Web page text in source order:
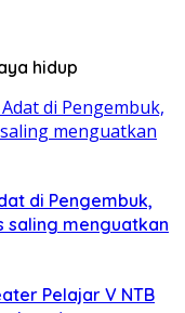
hidup
di Pengembuk,
saling menguatkan
Pelajar V NTB